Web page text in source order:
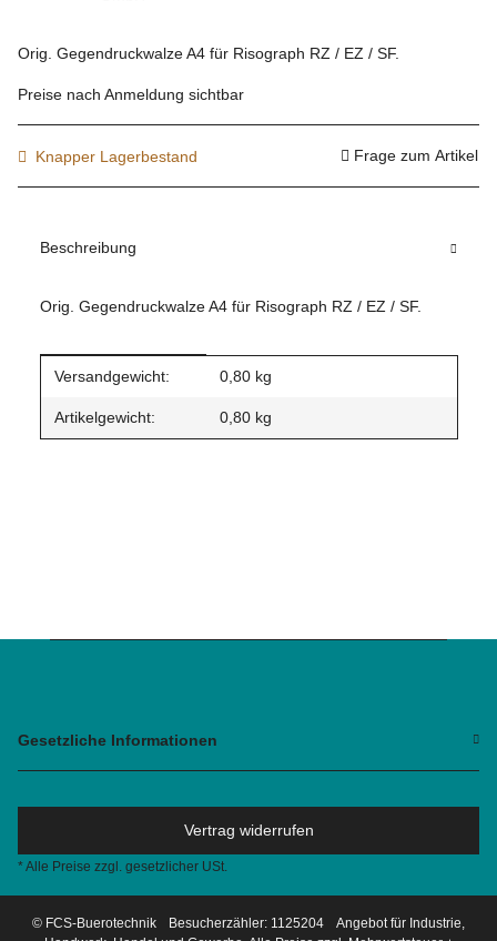
Orig. Gegendruckwalze A4 für Risograph RZ / EZ / SF.
Preise nach Anmeldung sichtbar
Knapper Lagerbestand Frage zum Artikel
Beschreibung
Orig. Gegendruckwalze A4 für Risograph RZ / EZ / SF.
Produkteigenschaft
Wert
Versandgewicht: 0,80 kg
Artikelgewicht: 0,80 kg
Gesetzliche Informationen
Vertrag widerrufen
* Alle Preise zzgl. gesetzlicher USt.
© FCS-Buerotechnik Besucherzähler: 1125204
Angebot für Industrie,